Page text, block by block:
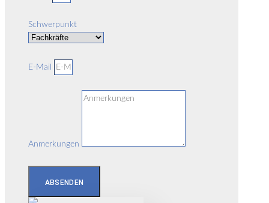
Schwerpunkt
E-Mail
Anmerkungen
ABSENDEN